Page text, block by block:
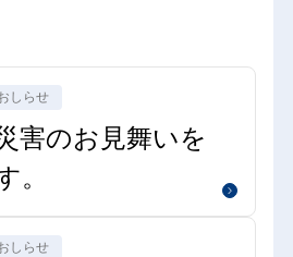
しらせ
害のお見舞いを
。
しらせ